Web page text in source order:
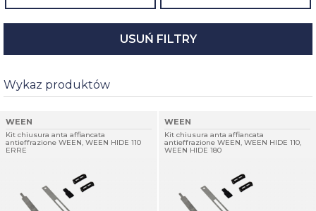
USUŃ FILTRY
Wykaz produktów
WEEN
Kit chiusura anta affiancata
antieffrazione WEEN, WEEN HIDE 110
ERRE
WEEN
Kit chiusura anta affiancata
antieffrazione WEEN, WEEN HIDE 110,
WEEN HIDE 180